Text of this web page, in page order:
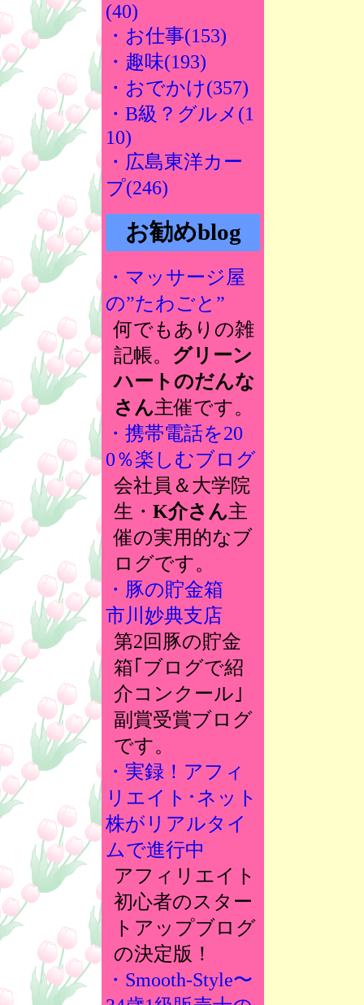
(40)
・お仕事(153)
・趣味(193)
・おでかけ(357)
・B級？グルメ(1
10)
・広島東洋カー
プ(246)
お勧めblog
・マッサージ屋
の”たわごと”
何でもありの雑
記帳。 グリーン
ハートのだんな
さん主催です。
・携帯電話を20
0％楽しむブログ
会社員＆大学院
生・ K介さん主
催の実用的なブ
ログです。
・豚の貯金箱
市川妙典支店
第2回豚の貯金
箱｢ブログで紹
介コンクール｣
副賞受賞ブログ
です。
・実録！アフィ
リエイト･ネット
株がリアルタイ
ムで進行中
アフィリエイト
初心者のスター
トアップブログ
の決定版！
・Smooth-Style〜